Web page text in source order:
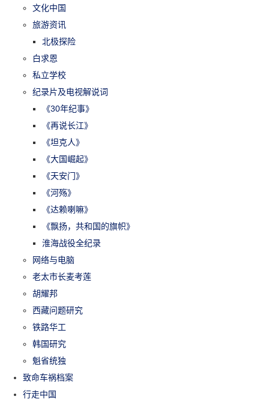
文化中国
旅游资讯
北极探险
白求恩
私立学校
纪录片及电视解说词
《30年纪事》
《再说长江》
《坦克人》
《大国崛起》
《天安门》
《河殇》
《达赖喇嘛》
《飘扬，共和国的旗帜》
淮海战役全纪录
网络与电脑
老太市长麦考莲
胡耀邦
西藏问题研究
铁路华工
韩国研究
魁省统独
致命车祸档案
行走中国